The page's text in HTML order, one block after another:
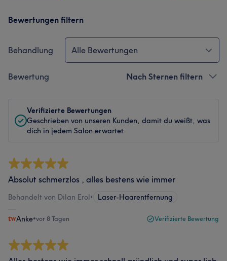
Bewertungen filtern
Behandlung Alle Bewertungen
Bewertung Nach Sternen filtern
Verifizierte Bewertungen
Geschrieben von unseren Kunden, damit du weißt, was
dich in jedem Salon erwartet.
Absolut schmerzlos , alles bestens wie immer
Behandelt von Dilan Erol• Laser-Haarentfernung
Anke•vor 8 Tagen Verifizierte Bewertung